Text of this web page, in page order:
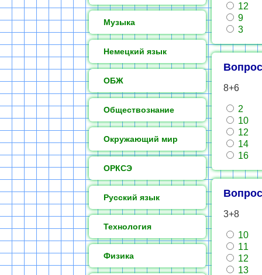
Музыка
Немецкий язык
ОБЖ
Обществознание
Окружающий мир
ОРКСЭ
Русский язык
Технология
Физика
12
9
3
8+6
2
10
12
14
16
3+8
10
11
12
13